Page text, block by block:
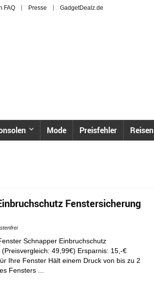
FAQ Presse GadgetDealz.de
Mode Preisfehler Reisen
Fenstersicherung
Schnapper Einbruchschutz
49,99€) Ersparnis: 15,-€
Ihre Fenster Hält einem Druck von bis zu 2
Fensters ...